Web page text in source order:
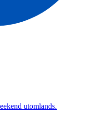
utomlands.